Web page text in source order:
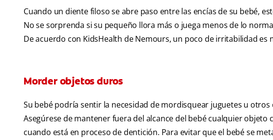
Cuando un diente filoso se abre paso entre las encías de su bebé,
No se sorprenda si su pequeño llora más o juega menos de lo
De acuerdo con KidsHealth de Nemours, un poco de irritabilidad es
Morder objetos duros
Su bebé podría sentir la necesidad de mordisquear juguetes u
Asegúrese de mantener fuera del alcance del bebé cualquier
cuando está en proceso de dentición. Para evitar que el bebé se